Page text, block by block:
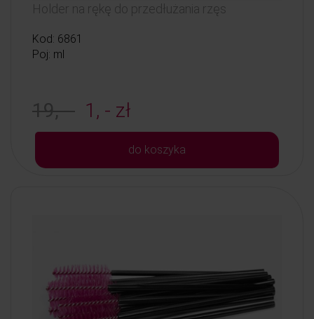
Holder na rękę do przedłużania rzęs
Kod: 6861
Poj: ml
19, - 1, - zł
do koszyka